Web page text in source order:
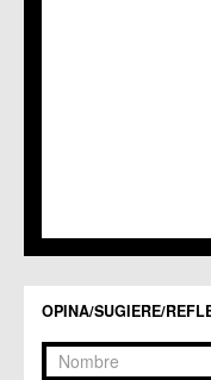
C.C. Zarandona
OPINA/SUGIERE/